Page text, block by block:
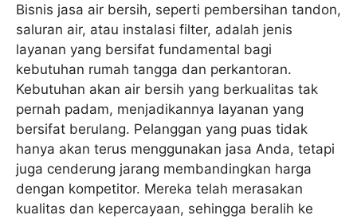
Bisnis jasa air bersih, seperti pembersihan tandon,
saluran air, atau instalasi filter, adalah jenis
layanan yang bersifat fundamental bagi
kebutuhan rumah tangga dan perkantoran.
Kebutuhan akan air bersih yang berkualitas tak
pernah padam, menjadikannya layanan yang
bersifat berulang. Pelanggan yang puas tidak
hanya akan terus menggunakan jasa Anda, tetapi
juga cenderung jarang membandingkan harga
dengan kompetitor. Mereka telah merasakan
kualitas dan kepercayaan, sehingga beralih ke